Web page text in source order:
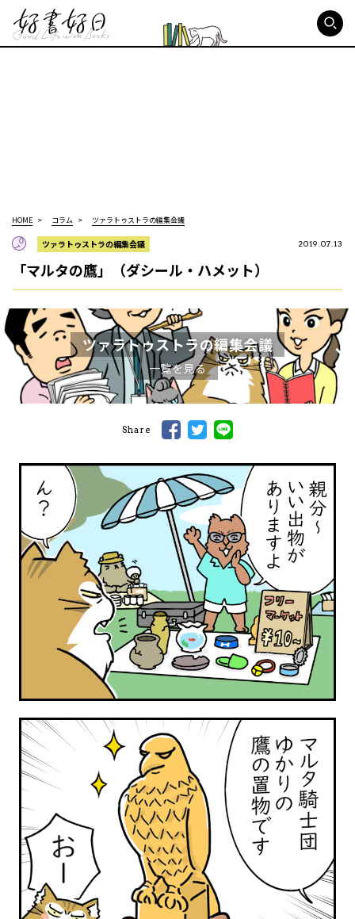
HOME コラム ツァラトゥストラの編集会議
ツァラトゥストラの編集会議 2019.07.13
「マルタの鷹」（ダシール・ハメット）
ツァラトゥストラの編集会議
一覧を見る
Share